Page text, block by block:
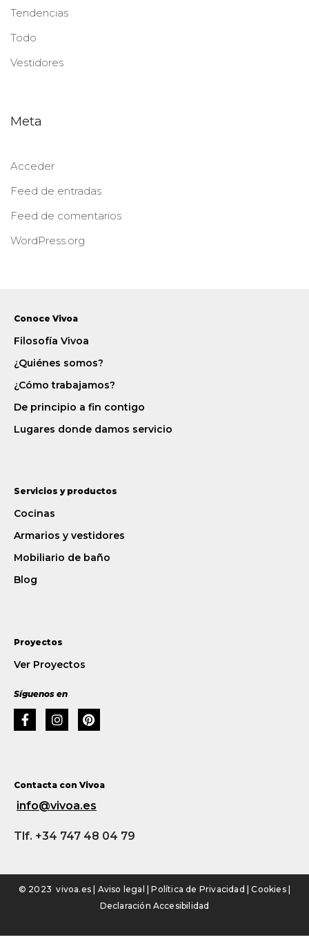
Tendencias
Todo
Vestidores
Meta
Acceder
Feed de entradas
Feed de comentarios
WordPress.org
Conoce Vivoa
Filosofía Vivoa
¿Quiénes somos?
¿Cómo trabajamos?
De principio a fin contigo
Lugares donde damos servicio
Servicios y productos
Cocinas
Armarios y vestidores
Mobiliario de baño
Blog
Proyectos
Ver Proyectos
Síguenos en
Contacta con Vivoa
info@vivoa.es
Tlf. +34 747 48 04 79
© 2023 vivoa.es | Aviso legal |Política de Privacidad |Cookies|
Declaración Accesibilidad